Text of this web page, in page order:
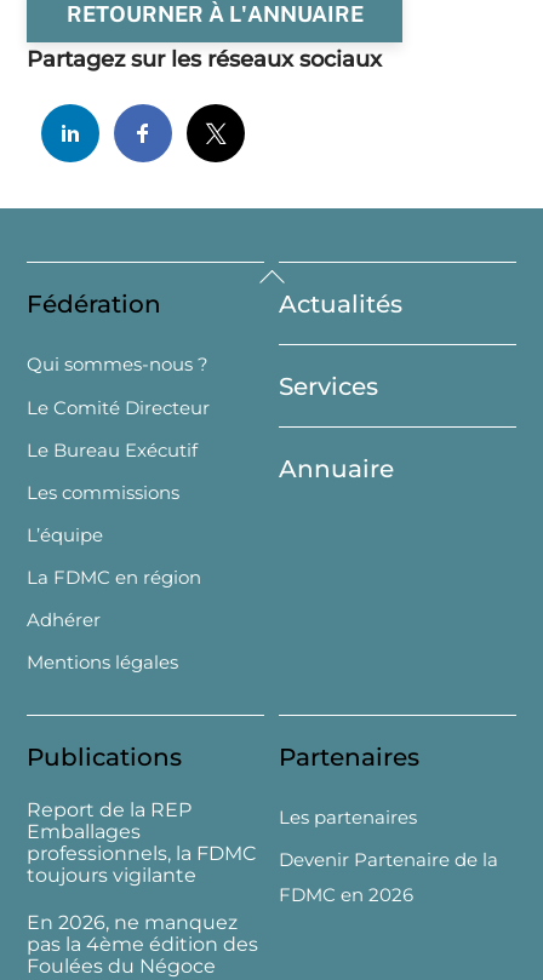
RETOURNER À L'ANNUAIRE
Partagez sur les réseaux sociaux
Back
To
Top
Fédération
Qui sommes-nous ?
Le Comité Directeur
Le Bureau Exécutif
Les commissions
L’équipe
La FDMC en région
Adhérer
Mentions légales
Actualités
Services
Annuaire
Publications
Report de la REP
Emballages
professionnels, la FDMC
toujours vigilante
En 2026, ne manquez
pas la 4ème édition des
Foulées du Négoce
Partenaires
Les partenaires
Devenir Partenaire de la
FDMC en 2026